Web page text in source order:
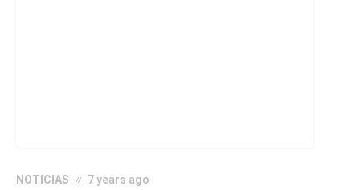
NOTICIAS 7 years ago